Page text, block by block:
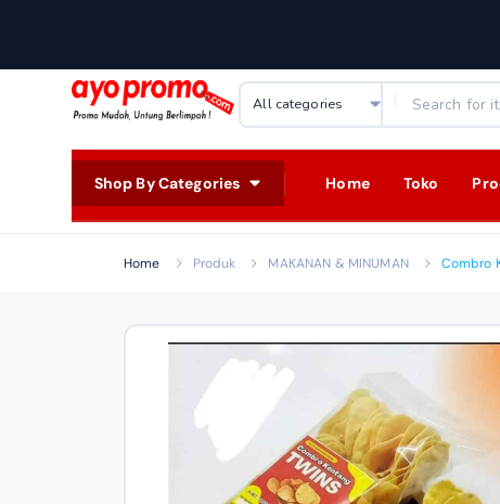
Shop By Categories Home Toko
Home Produk MAKANAN & MINUMAN Combro